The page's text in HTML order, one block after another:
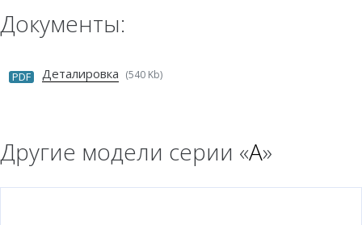
Документы:
PDF Деталировка (540 Kb)
Другие модели серии «A»